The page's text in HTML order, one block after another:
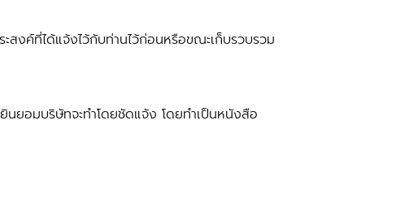
สงค์ที่ได้แจ้งไว้กับท่านไว้ก่อนหรือขณะเก็บรวบรวม
นยอมบริษัทจะทำโดยชัดแจ้ง โดยทำเป็นหนังสือ